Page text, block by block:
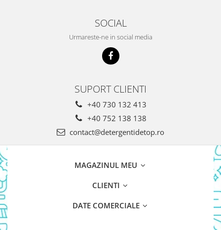
Par
SOCIAL
Urmareste-ne in social media
SUPORT CLIENTI
+40 730 132 413
+40 752 138 138
contact@detergentidetop.ro
MAGAZINUL MEU
CLIENTI
DATE COMERCIALE